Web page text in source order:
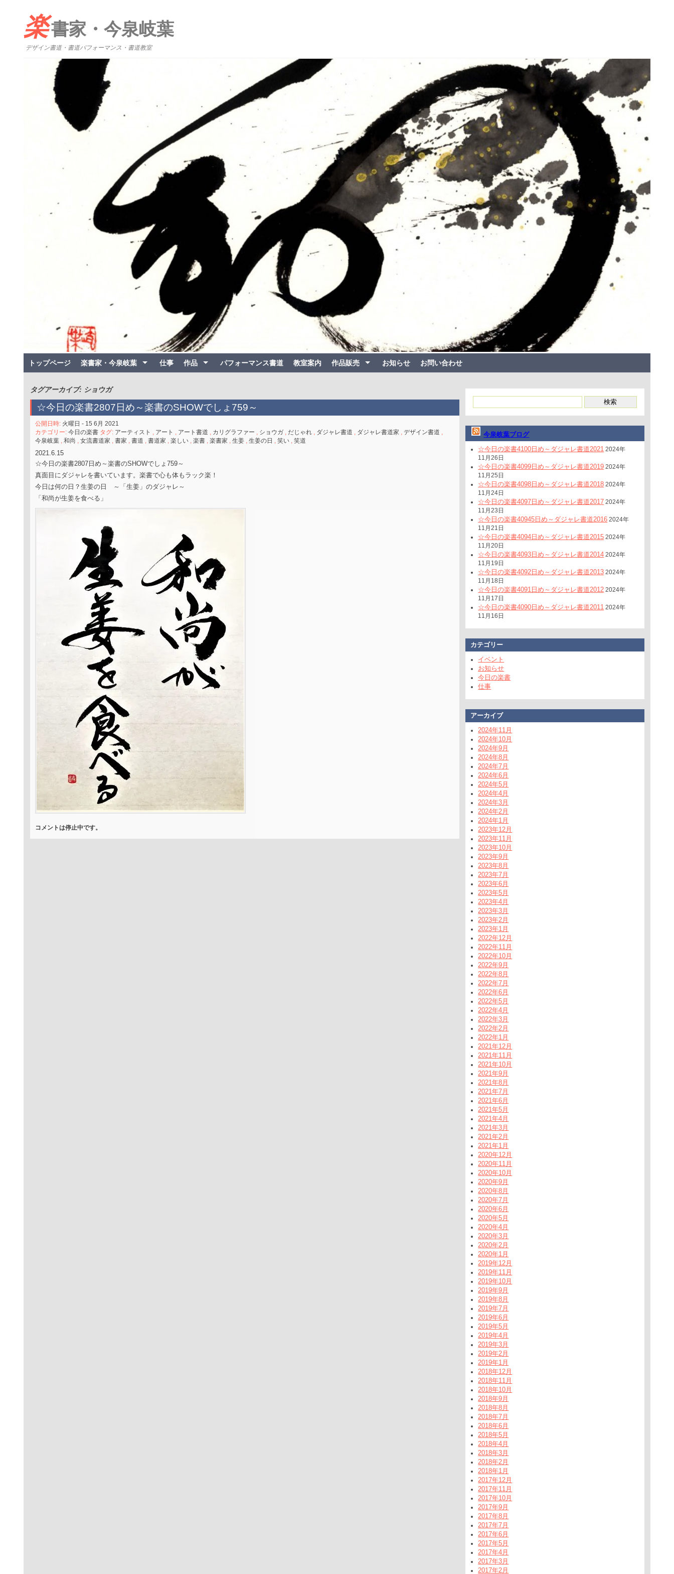
楽書家・今泉岐葉
デザイン書道・書道パフォーマンス・書道教室
トップページ 楽書家・今泉岐葉 仕事 作品 パフォーマンス書道 教室案内 作品販売 お知らせ お問い合わせ
タグアーカイブ: ショウガ
☆今日の楽書2807日め～楽書のSHOWでしょ759～
公開日時: 火曜日 - 15 6月 2021
カテゴリー: 今日の楽書タグ: アーティスト アート アート書道 カリグラファー ショウガ, だじゃれ, ダジャレ書道 ダジャレ書道家 デザイン書道
今泉岐葉, 和尚 女流書道家 書家 書道 書道家 楽しい, 楽書, 楽書家 生姜, 生姜の日 笑い, 笑道
2021.6.15
☆今日の楽書2807日め～楽書のSHOWでしょ759～
真面目にダジャレを書いています。楽書で心も体もラック楽！
今日は何の日？生姜の日 ～「生姜」のダジャレ～
「和尚が生姜を食べる」
コメントは停止中です。
今泉岐葉ブログ
☆今日の楽書4100日め～ダジャレ書道2021 2024年
11月26日
☆今日の楽書4099日め～ダジャレ書道2019 2024年
11月25日
☆今日の楽書4098日め～ダジャレ書道2018 2024年
11月24日
☆今日の楽書4097日め～ダジャレ書道2017 2024年
11月23日
☆今日の楽書40945日め～ダジャレ書道2016 2024年
11月21日
☆今日の楽書4094日め～ダジャレ書道2015 2024年
11月20日
☆今日の楽書4093日め～ダジャレ書道2014 2024年
11月19日
☆今日の楽書4092日め～ダジャレ書道2013 2024年
11月18日
☆今日の楽書4091日め～ダジャレ書道2012 2024年
11月17日
☆今日の楽書4090日め～ダジャレ書道2011 2024年
11月16日
カテゴリー
イベント
お知らせ
今日の楽書
仕事
アーカイブ
2024年11月
2024年10月
2024年9月
2024年8月
2024年7月
2024年6月
2024年5月
2024年4月
2024年3月
2024年2月
2024年1月
2023年12月
2023年11月
2023年10月
2023年9月
2023年8月
2023年7月
2023年6月
2023年5月
2023年4月
2023年3月
2023年2月
2023年1月
2022年12月
2022年11月
2022年10月
2022年9月
2022年8月
2022年7月
2022年6月
2022年5月
2022年4月
2022年3月
2022年2月
2022年1月
2021年12月
2021年11月
2021年10月
2021年9月
2021年8月
2021年7月
2021年6月
2021年5月
2021年4月
2021年3月
2021年2月
2021年1月
2020年12月
2020年11月
2020年10月
2020年9月
2020年8月
2020年7月
2020年6月
2020年5月
2020年4月
2020年3月
2020年2月
2020年1月
2019年12月
2019年11月
2019年10月
2019年9月
2019年8月
2019年7月
2019年6月
2019年5月
2019年4月
2019年3月
2019年2月
2019年1月
2018年12月
2018年11月
2018年10月
2018年9月
2018年8月
2018年7月
2018年6月
2018年5月
2018年4月
2018年3月
2018年2月
2018年1月
2017年12月
2017年11月
2017年10月
2017年9月
2017年8月
2017年7月
2017年6月
2017年5月
2017年4月
2017年3月
2017年2月